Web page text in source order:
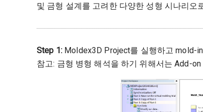
및 금형 설계를 고려한 다양한 성형 시나리오
Step 1: Moldex3D Project를 실행하고 mold-
참고: 금형 병형 해석을 하기 위해서는 Add-